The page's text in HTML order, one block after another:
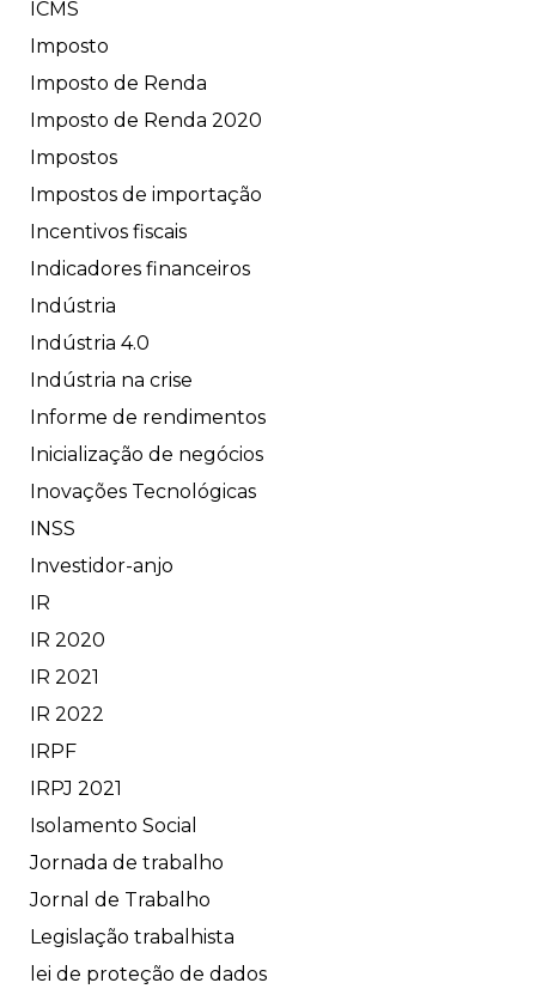
ICMS
Imposto
Imposto de Renda
Imposto de Renda 2020
Impostos
Impostos de importação
Incentivos fiscais
Indicadores financeiros
Indústria
Indústria 4.0
Indústria na crise
Informe de rendimentos
Inicialização de negócios
Inovações Tecnológicas
INSS
Investidor-anjo
IR
IR 2020
IR 2021
IR 2022
IRPF
IRPJ 2021
Isolamento Social
Jornada de trabalho
Jornal de Trabalho
Legislação trabalhista
lei de proteção de dados